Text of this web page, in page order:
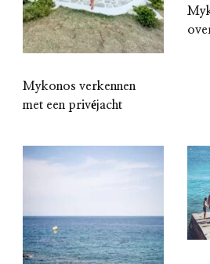
Mykonos verkennen
met een privéjacht